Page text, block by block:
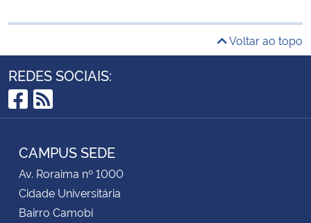
Voltar ao topo
REDES SOCIAIS:
Facebook
RSS
CAMPUS SEDE
Av. Roraima nº 1000
Cidade Universitária
Bairro Camobi